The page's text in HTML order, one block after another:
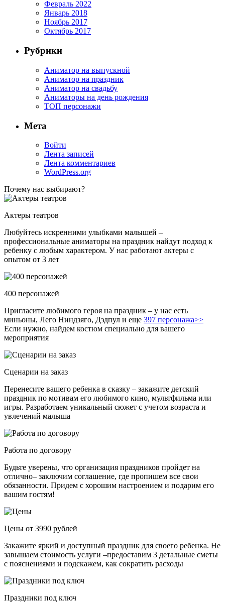
Февраль 2022
Январь 2018
Ноябрь 2017
Октябрь 2017
Рубрики
Аниматор на выпускной
Аниматор на праздник
Аниматор на свадьбу
Аниматоры на день рождения
ТОП персонажи
Мета
Войти
Лента записей
Лента комментариев
WordPress.org
Почему нас выбирают?
Актеры театров
Любуйтесь искренними улыбками малышей –
профессиональные аниматоры на праздник найдут подход к
ребенку с любым характером. У нас работают актеры с
опытом от 3 лет
400 персонажей
Пригласите любимого героя на праздник – у нас есть
миньоны, Лего Ниндзяго, Дэдпул и еще 397 персонажа>>
Если нужно, найдем костюм специально для вашего
мероприятия
Сценарии на заказ
Перенесите вашего ребенка в сказку – закажите детский
праздник по мотивам его любимого кино, мультфильма или
игры. Разработаем уникальный сюжет с учетом возраста и
увлечений малыша
Работа по договору
Будьте уверены, что организация праздников пройдет на
отлично– заключим соглашение, где пропишем все свои
обязанности. Придем с хорошим настроением и подарим его
вашим гостям!
Цены от 3990 рублей
Закажите яркий и доступный праздник для своего ребенка. Не
завышаем стоимость услуги –предоставим 3 детальные сметы
с пояснениями и подскажем, как сократить расходы
Праздники под ключ